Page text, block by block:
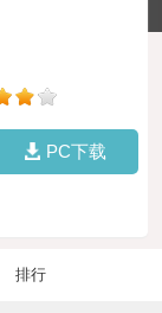
PC下载
排行